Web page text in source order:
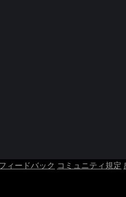
ィードバック コミュニティ規定